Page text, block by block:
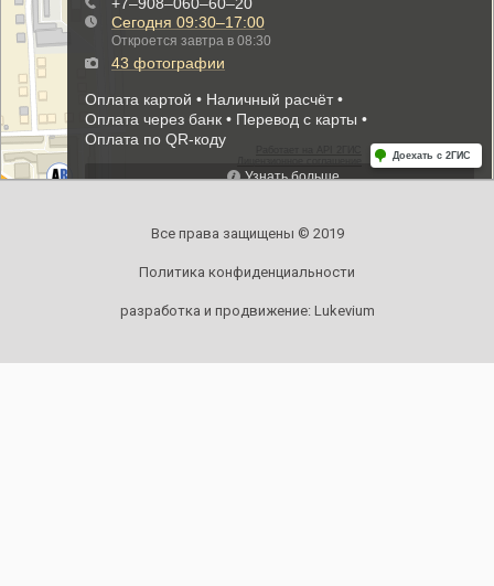
Все права защищены © 2019
Политика конфиденциальности
разработка и продвижение: Lukevium